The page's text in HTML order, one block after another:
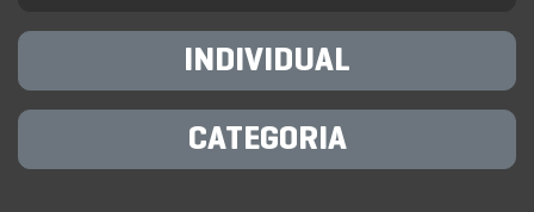
INDIVIDUAL
CATEGORIA